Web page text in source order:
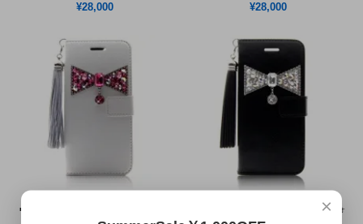
¥28,000 ¥28,000
■GALAXY S全機種対応■GALAXY S手帳 ■スマートフォン全機種対応■スマートフォ
×